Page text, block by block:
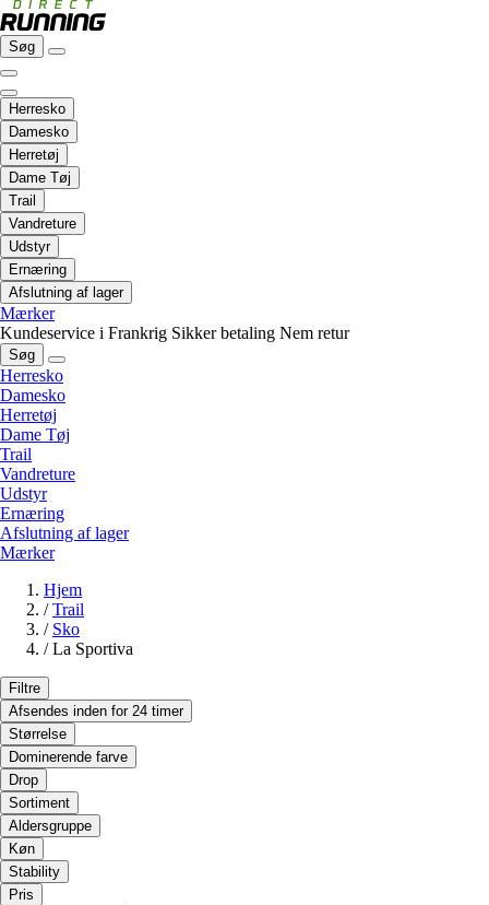
Søg
Herresko
Damesko
Herretøj
Dame Tøj
Trail
Vandreture
Udstyr
Ernæring
Afslutning af lager
Mærker
Kundeservice i Frankrig Sikker betaling Nem retur
Søg
Herresko
Damesko
Herretøj
Dame Tøj
Trail
Vandreture
Udstyr
Ernæring
Afslutning af lager
Mærker
Hjem
/ Trail
/ Sko
/ La Sportiva
Filtre
Afsendes inden for 24 timer
Størrelse
Dominerende farve
Drop
Sortiment
Aldersgruppe
Køn
Stability
Pris